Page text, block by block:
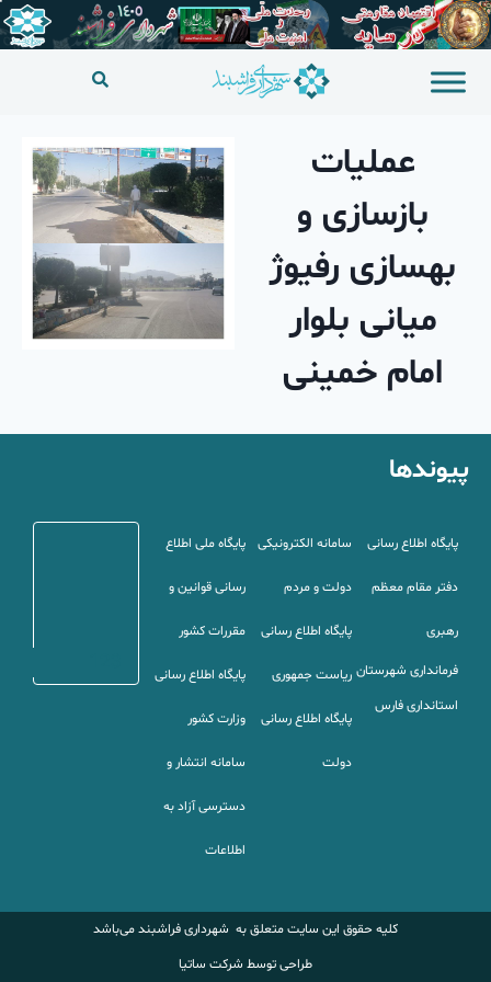
عملیات
بازسازی و
بهسازی رفیوژ
میانی بلوار
امام خمینی
پیوندها
پایگاه اطلاع رسانی
دفتر مقام معظم
رهبری
فرمانداری شهرستان
استانداریفارس
سامانه الکترونیکی
دولت و مردم
پایگاه اطلاع رسانی
ریاست جمهوری
پایگاه اطلاع رسانی
دولت
پایگاه ملی اطلاع
رسانی قوانین و
مقررات کشور
پایگاه اطلاع رسانی
وزارت کشور
سامانه انتشار و
دسترسی آزاد به
اطلاعات
کلیه حقوق این سایت متعلق به شهرداری فراشبند می‌باشد
طراحی توسط شرکت ساتیا